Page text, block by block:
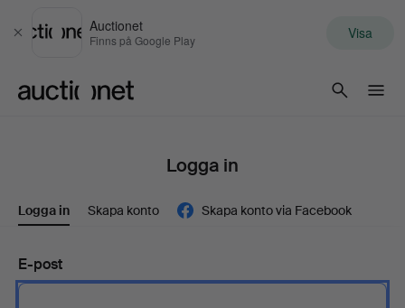
Stäng
Auctionet
Finns på Google Play Visa
Logga in
Logga in Skapa konto Skapa konto via Facebook
E-post